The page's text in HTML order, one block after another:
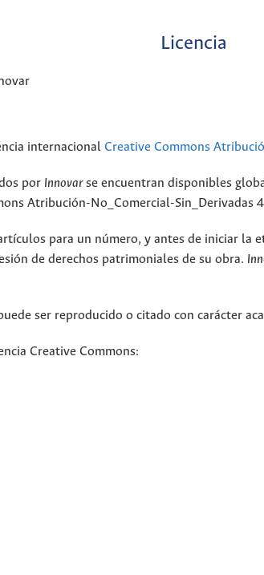
Licencia
internacional Creative Commons
por Innovarse encuentran disponibles
Atribución-No_Comercial-Sin_Derivadas
para un número, y antes de iniciar la
de derechos patrimoniales de su obra.
ser reproducido o citado con carácter
Creative Commons: